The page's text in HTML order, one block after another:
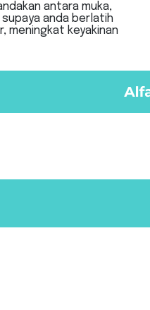
antara muka,
anda berlatih
meningkat keyakinan